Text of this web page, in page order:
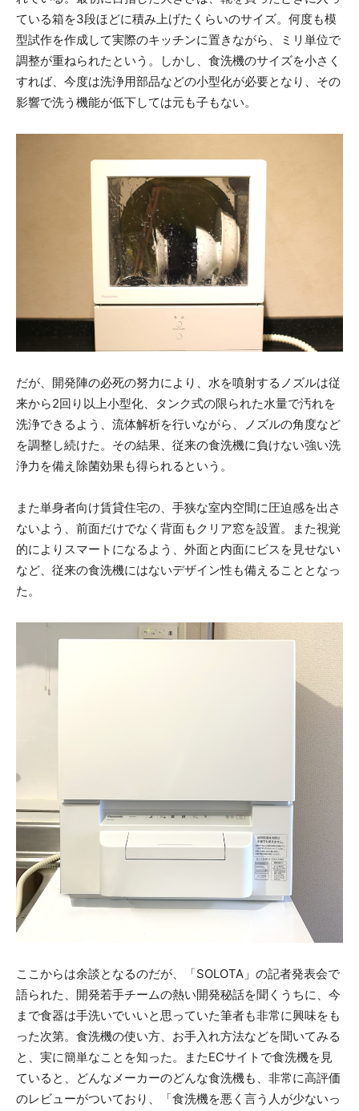
ている箱を3段ほどに積み上げたくらいのサイズ。何度も模
型試作を作成して実際のキッチンに置きながら、ミリ単位で
調整が重ねられたという。しかし、食洗機のサイズを小さく
すれば、今度は洗浄用部品などの小型化が必要となり、その
影響で洗う機能が低下しては元も子もない。
だが、開発陣の必死の努力により、水を噴射するノズルは従
来から2回り以上小型化、タンク式の限られた水量で汚れを
洗浄できるよう、流体解析を行いながら、ノズルの角度など
を調整し続けた。その結果、従来の食洗機に負けない強い洗
浄力を備え除菌効果も得られるという。
また単身者向け賃貸住宅の、手狭な室内空間に圧迫感を出さ
ないよう、前面だけでなく背面もクリア窓を設置。また視覚
的によりスマートになるよう、外面と内面にビスを見せない
など、従来の食洗機にはないデザイン性も備えることとなっ
た。
ここからは余談となるのだが、「SOLOTA」の記者発表会で
語られた、開発若手チームの熱い開発秘話を聞くうちに、今
まで食器は手洗いでいいと思っていた筆者も非常に興味をも
った次第。食洗機の使い方、お手入れ方法などを聞いてみる
と、実に簡単なことを知った。またECサイトで食洗機を見
ていると、どんなメーカーのどんな食洗機も、非常に高評価
のレビューがついており、「食洗機を悪く言う人が少ないっ